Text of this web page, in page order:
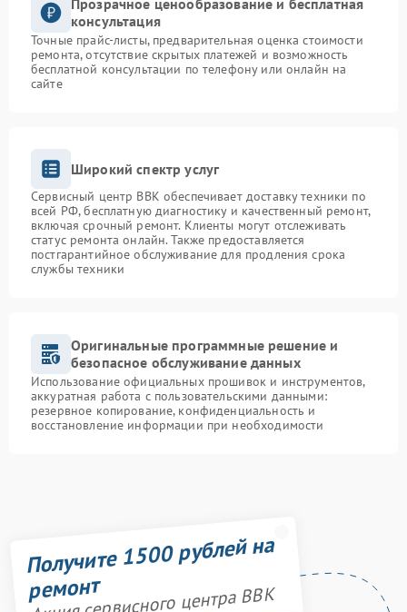
Прозрачное ценообразование и бесплатная
консультация
Точные прайс-листы, предварительная оценка стоимости
ремонта, отсутствие скрытых платежей и возможность
бесплатной консультации по телефону или онлайн на
сайте
Широкий спектр услуг
Сервисный центр BBK обеспечивает доставку техники по
всей РФ, бесплатную диагностику и качественный ремонт,
включая срочный ремонт. Клиенты могут отслеживать
статус ремонта онлайн. Также предоставляется
постгарантийное обслуживание для продления срока
службы техники
Оригинальные программные решение и
безопасное обслуживание данных
Использование официальных прошивок и инструментов,
аккуратная работа с пользовательскими данными:
резервное копирование, конфиденциальность и
восстановление информации при необходимости
Получите 1500 рублей на
ремонт